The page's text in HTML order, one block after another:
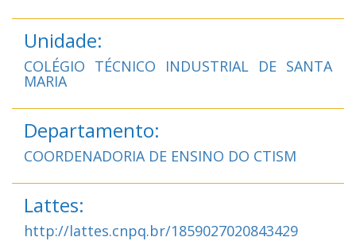
Unidade:
COLÉGIO TÉCNICO INDUSTRIAL DE SANTA
MARIA
Departamento:
COORDENADORIA DE ENSINO DO CTISM
Lattes:
http://lattes.cnpq.br/1859027020843429